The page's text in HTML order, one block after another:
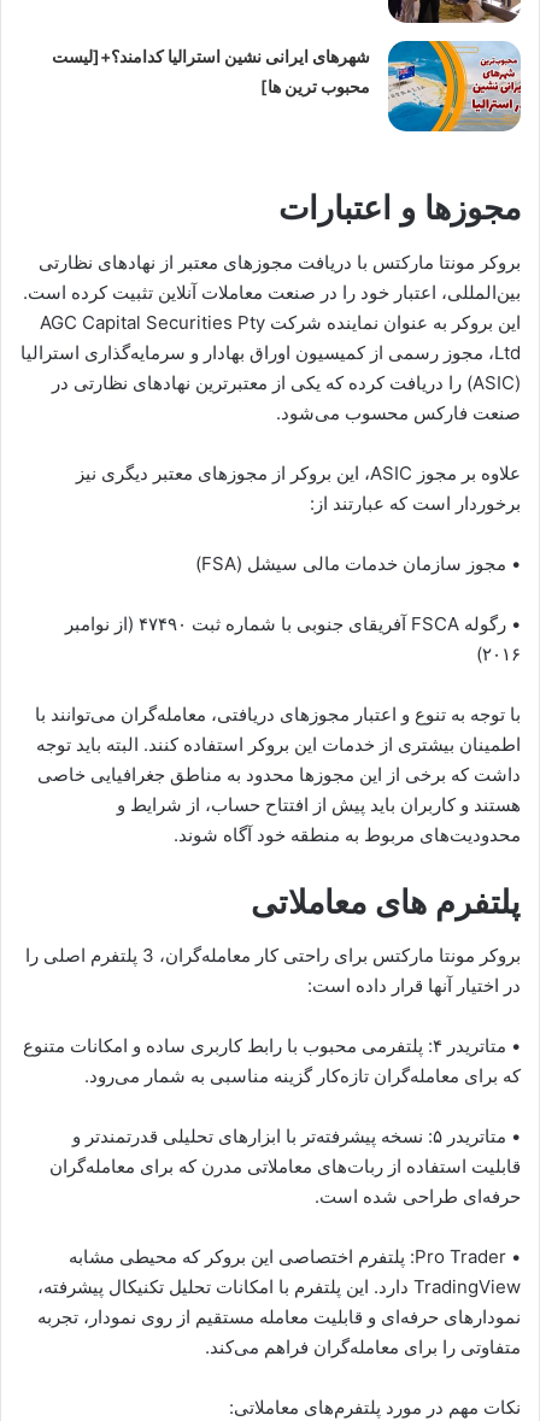
شهرهای ایرانی نشین استرالیا کدامند؟+[لیست
محبوب ترین ها]
مجوزها و اعتبارات
بروکر مونتا مارکتس با دریافت مجوزهای معتبر از نهادهای نظارتی
بین‌المللی، اعتبار خود را در صنعت معاملات آنلاین تثبیت کرده است.
این بروکر به عنوان نماینده شرکت AGC Capital Securities Pty
Ltd، مجوز رسمی از کمیسیون اوراق بهادار و سرمایه‌گذاری استرالیا
(ASIC) را دریافت کرده که یکی از معتبرترین نهادهای نظارتی در
صنعت فارکس محسوب می‌شود.
علاوه بر مجوز ASIC، این بروکر از مجوزهای معتبر دیگری نیز
برخوردار است که عبارتند از:
• مجوز سازمان خدمات مالی سیشل (FSA)
• رگوله FSCA آفریقای جنوبی با شماره ثبت ۴۷۴۹۰ (از نوامبر
۲۰۱۶)
با توجه به تنوع و اعتبار مجوزهای دریافتی، معامله‌گران می‌توانند با
اطمینان بیشتری از خدمات این بروکر استفاده کنند. البته باید توجه
داشت که برخی از این مجوزها محدود به مناطق جغرافیایی خاصی
هستند و کاربران باید پیش از افتتاح حساب، از شرایط و
محدودیت‌های مربوط به منطقه خود آگاه شوند.
پلتفرم‌ های معاملاتی
بروکر مونتا مارکتس برای راحتی کار معامله‌گران، 3 پلتفرم اصلی را
در اختیار آنها قرار داده است:
• متاتریدر ۴: پلتفرمی محبوب با رابط کاربری ساده و امکانات متنوع
که برای معامله‌گران تازه‌کار گزینه مناسبی به شمار می‌رود.
• متاتریدر ۵: نسخه پیشرفته‌تر با ابزارهای تحلیلی قدرتمندتر و
قابلیت استفاده از ربات‌های معاملاتی مدرن که برای معامله‌گران
حرفه‌ای طراحی شده است.
• Pro Trader: پلتفرم اختصاصی این بروکر که محیطی مشابه
TradingView دارد. این پلتفرم با امکانات تحلیل تکنیکال پیشرفته،
نمودارهای حرفه‌ای و قابلیت معامله مستقیم از روی نمودار، تجربه
متفاوتی را برای معامله‌گران فراهم می‌کند.
نکات مهم در مورد پلتفرم‌های معاملاتی: